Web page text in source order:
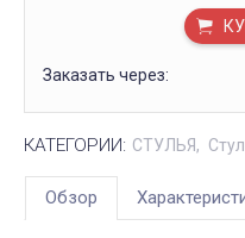
Заказать через:
КАТЕГОРИИ: СТУЛЬЯ
Обзор